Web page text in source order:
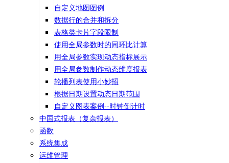
自定义地图图例
数据行的合并和拆分
表格类卡片字段限制
使用全局参数时的同环比计算
用全局参数实现动态指标展示
用全局参数制作动态维度报表
轮播列表使用小妙招
根据日期设置动态日期范围
自定义图表案例--时钟倒计时
中国式报表（复杂报表）
函数
系统集成
运维管理